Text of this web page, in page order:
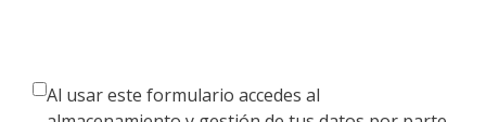
Al usar este formulario accedes al